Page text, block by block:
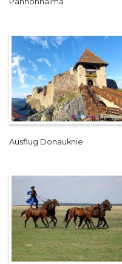
Ausflug Donauknie